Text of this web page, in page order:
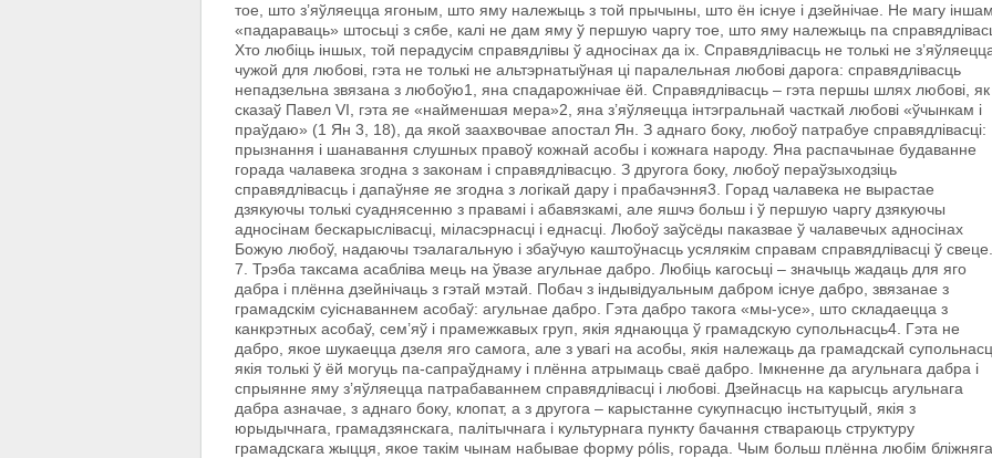
тое, што з’яўляецца ягоным, што яму належыць з той прычыны, што ён існуе і дзейнічае. Не магу
«падараваць» штосьці з сябе, калі не дам яму ў першую чаргу тое, што яму належыць па
Хто любіць іншых, той перадусім справядлівы ў адносінах да іх. Справядлівасць не толькі не
чужой для любові, гэта не толькі не альтэрнатыўная ці паралельная любові дарога: справядлівасць
непадзельна звязана з любоўю1, яна спадарожнічае ёй. Справядлівасць – гэта першы шлях любові, як
сказаў Павел VI, гэта яе «найменшая мера»2, яна з’яўляецца інтэгральнай часткай любові «ўчынкам і
праўдаю» (1 Ян 3, 18), да якой заахвочвае апостал Ян. З аднаго боку, любоў патрабуе справядлівасці:
прызнання i шанавання слушных правоў кожнай асобы i кожнага народу. Яна распачынае будаванне
горада чалавека згодна з законам i справядлівасцю. З другога боку, любоў пераўзыходзіць
справядлівасць i дапаўняе яе згодна з логікай дару i прабачэння3. Горад чалавека не вырастае
дзякуючы толькі суаднясенню з правамі і абавязкамі, але яшчэ больш i ў першую чаргу дзякуючы
адносінам бескарыслівасці, міласэрнасці i еднасці. Любоў заўсёды паказвае ў чалавечых адносінах
Божую любоў, надаючы тэалагальную і збаўчую каштоўнасць усялякім справам справядлівасці ў свеце.
7. Трэба таксама асабліва мець на ўвазе агульнае дабро. Любіць кагосьці – значыць жадаць для яго
дабра i плённа дзейнічаць з гэтай мэтай. Побач з індывідуальным дабром існуе дабро, звязанае з
грамадскім суіснаваннем асобаў: агульнае дабро. Гэта дабро такога «мы-усе», што складаецца з
канкрэтных асобаў, сем’яў і прамежкавых груп, якія яднаюцца ў грамадскую супольнасць4. Гэта не
дабро, якое шукаецца дзеля яго самога, але з увагі на асобы, якія належаць да грамадскай
якія толькі ў ёй могуць па-сапраўднаму i плённа атрымаць сваё дабро. Імкненне да агульнага дабра i
спрыянне яму з’яўляецца патрабаваннем справядлівасці i любові. Дзейнасць на карысць агульнага
дабра азначае, з аднаго боку, клопат, a з другога – карыстанне сукупнасцю інстытуцый, якія з
юрыдычнага, грамадзянскага, палітычнага і культурнага пункту бачання ствараюць структуру
грамадскага жыцця, якое такім чынам набывае форму pólis, горада. Чым больш плённа любім бліжняга,